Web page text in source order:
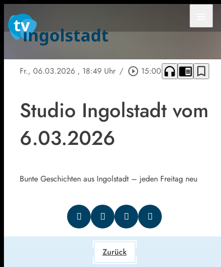
Fr., 06.03.2026 , 18:49 Uhr / play_circle_outline 15:00 headphones chrome_reader_mode bookmark_border
Studio Ingolstadt vom
6.03.2026
Bunte Geschichten aus Ingolstadt – jeden Freitag neu
Zurück